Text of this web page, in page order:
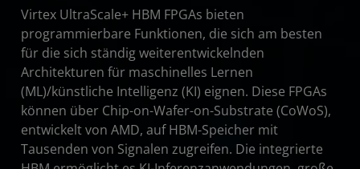
Virtex UltraScale+ HBM FPGAs bieten
programmierbare Funktionen, die sich am besten
für die sich ständig weiterentwickelnden
Architekturen für maschinelles Lernen
(ML)/künstliche Intelligenz (KI) eignen. Diese FPGAs
können über Chip-on-Wafer-on-Substrate (CoWoS),
entwickelt von AMD, auf HBM-Speicher mit
Tausenden von Signalen zugreifen. Die integrierte